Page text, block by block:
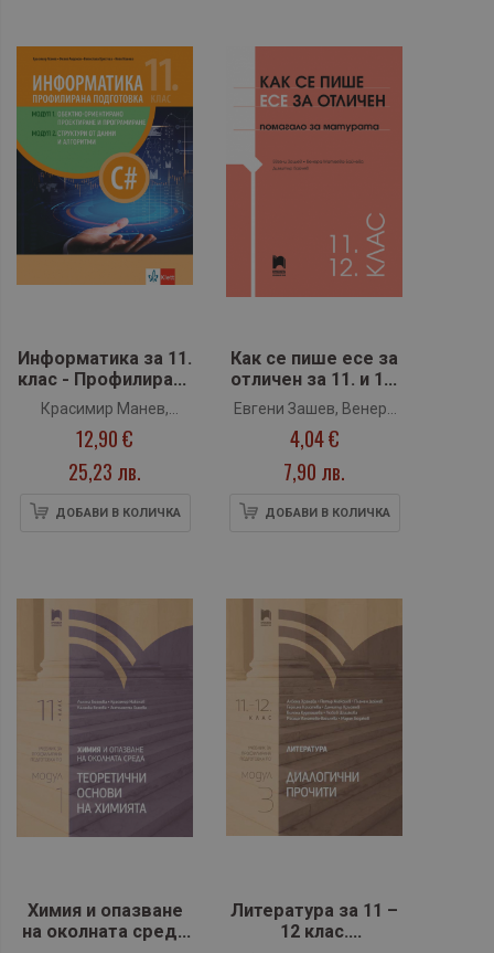
Информатика за 11.
клас - Профилирана
подготовка: модул
1 и модул 2 (Клет)
Красимир Манев,
Филип Андонов,
Велислава Христова,
Нели Манева
12,90 €
25,23 лв.
ДОБАВИ В КОЛИЧКА
Как се пише есе за
отличен за 11. и 12.
клас - Помагало за
матурата
(Просвета)
Евгени Зашев, Венера
Матеева-Байчева,
Димитър Байчев
4,04 €
7,90 лв.
ДОБАВИ В КОЛИЧКА
Химия и опазване
на околната среда
Литература за 11 –
12 клас.